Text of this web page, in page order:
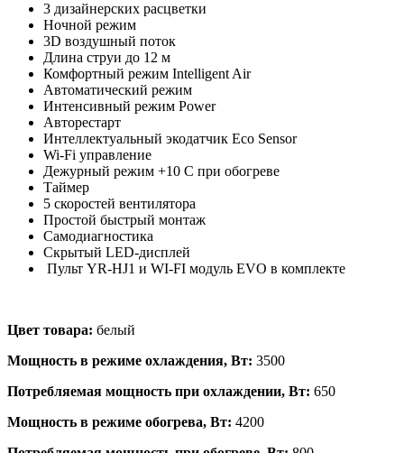
3 дизайнерских расцветки
Ночной режим
3D воздушный поток
Длина струи до 12 м
Комфортный режим Intelligent Air
Автоматический режим
Интенсивный режим Power
Авторестарт
Интеллектуальный экодатчик Eco Sensor
Wi-Fi управление
Дежурный режим +10 С при обогреве
Таймер
5 скоростей вентилятора
Простой быстрый монтаж
Самодиагностика
Скрытый LED-дисплей
Пульт YR-HJ1 и WI-FI модуль EVO в комплекте
Цвет товара: белый
Мощность в режиме охлаждения, Вт: 3500
Потребляемая мощность при охлаждении, Вт: 650
Мощность в режиме обогрева, Вт: 4200